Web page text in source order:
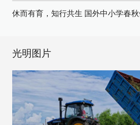
休而有育，知行共生 国外中小学春
光明图片